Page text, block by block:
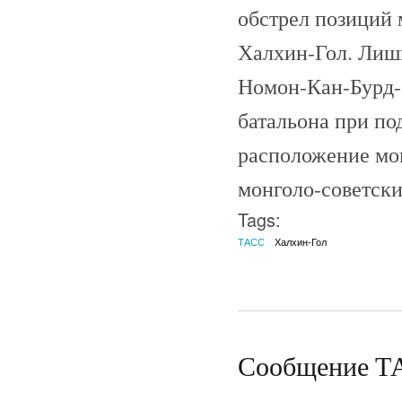
обстрел позиций
Халхин-Гол.
Номон-Кан-Бурд-
батальона при
расположение
монголо-
Tags:
ТАСС Халхин-Гол
Сообщение